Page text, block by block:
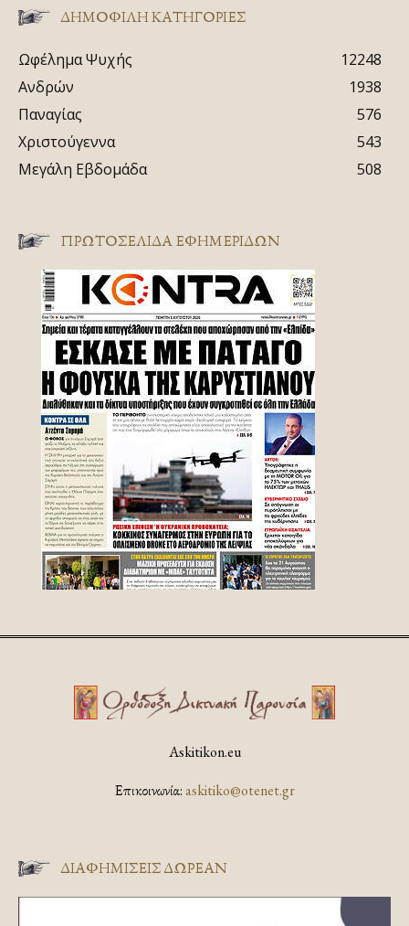
ΔΗΜΟΦΙΛΗ ΚΑΤΗΓΟΡΙΕΣ
Ωφέλημα Ψυχής
12248
Ανδρών
1938
Παναγίας
576
Χριστούγεννα
543
Μεγάλη Εβδομάδα
508
ΠΡΩΤΟΣΈΛΙΔΑ ΕΦΗΜΕΡΊΔΩΝ
Askitikon.eu
Επικοινωνία:askitiko@otenet.gr
ΔΙΑΦΗΜΊΣΕΙΣ ΔΩΡΕΆΝ